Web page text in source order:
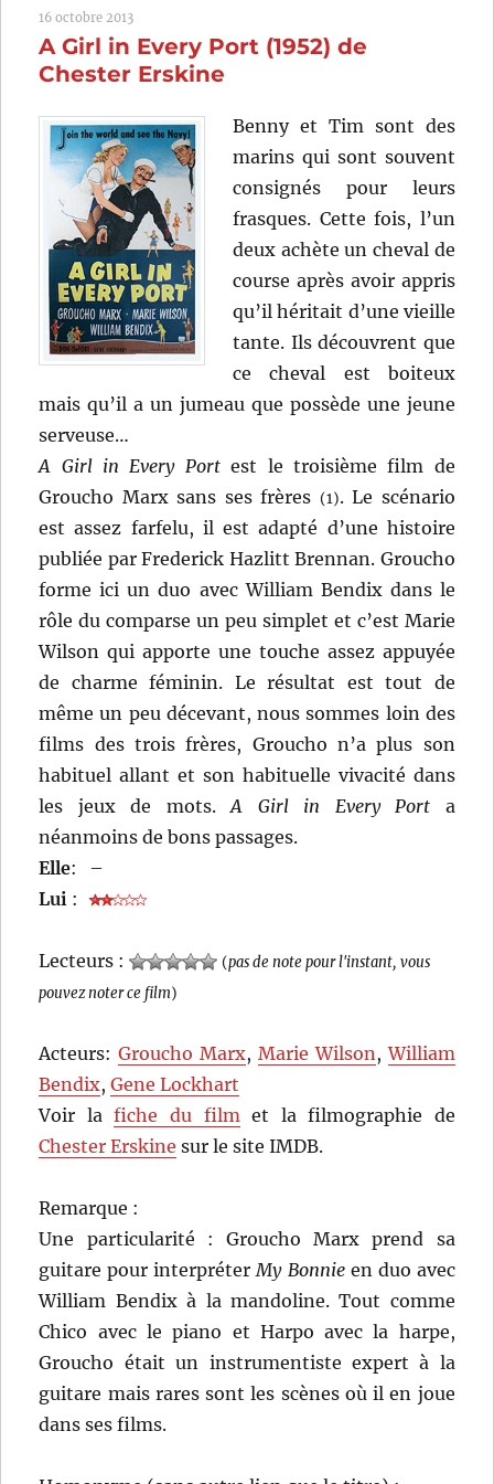
de
Nicole
16 octobre 2013
A Girl in Every Port (1952) de
Chester Erskine
Benny et Tim sont des
marins qui sont souvent
consignés pour leurs
frasques. Cette fois, l’un
deux achète un cheval de
course après avoir appris
qu’il héritait d’une vieille
tante. Ils découvrent que
ce cheval est boiteux
mais qu’il a un jumeau que possède une jeune
serveuse…
A Girl in Every Portest le troisième film de
Groucho Marx sans ses frères (1). Le scénario
est assez farfelu, il est adapté d’une histoire
publiée par Frederick Hazlitt Brennan. Groucho
forme ici un duo avec William Bendix dans le
rôle du comparse un peu simplet et c’est Marie
Wilson qui apporte une touche assez appuyée
de charme féminin. Le résultat est tout de
même un peu décevant, nous sommes loin des
films des trois frères, Groucho n’a plus son
habituel allant et son habituelle vivacité dans
les jeux de mots.A Girl in Every Port a
néanmoins de bons passages.
Elle:
–
Lui :
Lecteurs : (pas de note pour l'instant, vous
pouvez noter ce film)
Acteurs:Groucho Marx, Marie Wilson ,William
Bendix,Gene Lockhart
Voir lafiche du film et la filmographie de
Chester Erskine sur le site IMDB.
Remarque :
Une particularité : Groucho Marx prend sa
guitare pour interpréter My Bonnieen duo avec
William Bendix à la mandoline. Tout comme
Chico avec le piano et Harpo avec la harpe,
Groucho était un instrumentiste expert à la
guitare mais rares sont les scènes où il en joue
dans ses films.